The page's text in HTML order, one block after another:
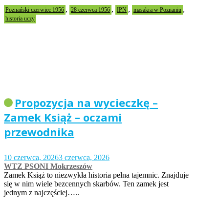
Poznański czerwiec 1956 , 28 czerwca 1956 , IPN , masakra w Poznaniu ,
historia uczy
Propozycja na wycieczkę –
Zamek Książ – oczami
przewodnika
10 czerwca, 20263 czerwca, 2026
WTZ PSONI Mokrzeszów
Zamek Książ to niezwykła historia pełna tajemnic. Znajduje
się w nim wiele bezcennych skarbów. Ten zamek jest
jednym z najczęściej…..